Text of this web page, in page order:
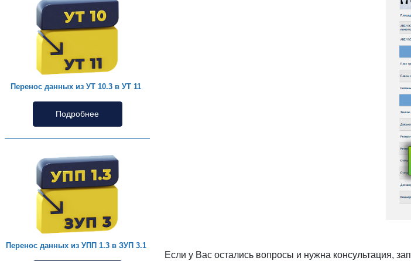
Перенос данных из УТ 10.3 в УТ 11
Подробнее
Перенос данных из УПП 1.3 в ЗУП 3.1
Если у Вас остались вопросы и нужна консультация,